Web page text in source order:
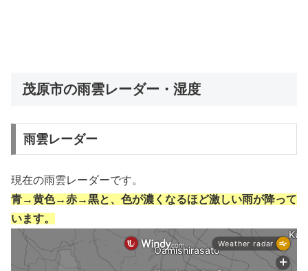
茂原市の雨雲レーダー・湿度
雨雲レーダー
現在の雨雲レーダーです。
青→黄色→赤→黒と、色が濃くなるほど激しい雨が降って
います。